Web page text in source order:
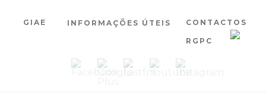
GIAE INFORMAÇÕES ÚTEIS CONTACTOS
RGPC